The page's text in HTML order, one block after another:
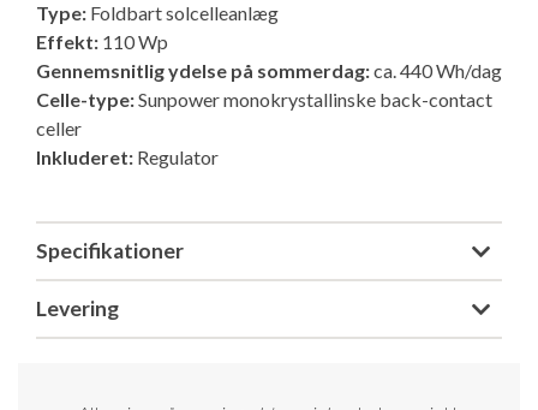
Isabella Lufttelte
3 spændende ideer til campingvognen
Konkurrenceregler
Handelsbetingelser - webshop
Cookie & Privatlivspolitik
Persondata
GPDR - Optagelse af foto og video
Type: Foldbart solcelleanlæg
Effekt: 110 Wp
Gennemsnitlig ydelse på sommerdag:ca. 440 Wh/dag
Celle-type:Sunpower monokrystallinske back-contact
celler
Inkluderet: Regulator
Specifikationer
Levering